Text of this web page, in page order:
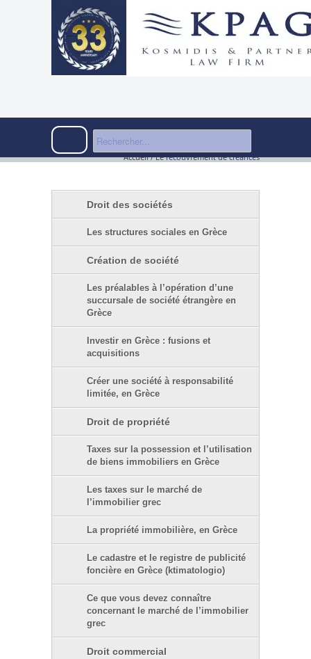
Accueil/Le recouvrement de créances
Droit des sociétés
Les structures sociales en Grèce
Création de société
Les préalables à l’opération d’une
succursale de société étrangère en
Grèce
Investir en Grèce : fusions et
acquisitions
Créer une société à responsabilité
limitée, en Grèce
Droit de propriété
Taxes sur la possession et l’utilisation
de biens immobiliers en Grèce
Les taxes sur le marché de
l’immobilier grec
La propriété immobilière, en Grèce
Le cadastre et le registre de publicité
foncière en Grèce (ktimatologio)
Ce que vous devez connaître
concernant le marché de l’immobilier
grec
Droit commercial